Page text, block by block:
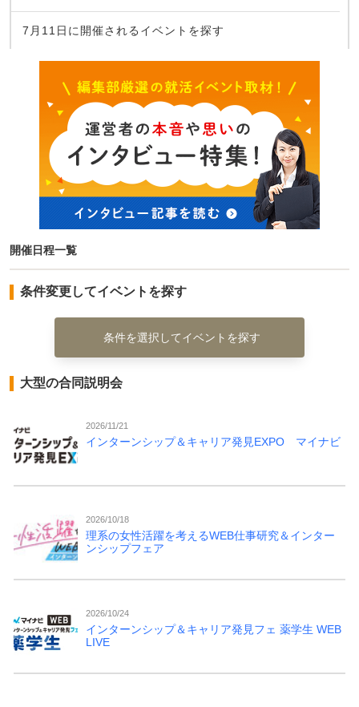
7月11日に開催されるイベントを探す
開催日程一覧
条件変更してイベントを探す
条件を選択してイベントを探す
大型の合同説明会
2026/11/21
インターンシップ＆キャリア発見EXPO マイナビ
2026/10/18
理系の女性活躍を考えるWEB仕事研究＆インター
ンシップフェア
2026/10/24
インターンシップ＆キャリア発見フェ 薬学生 WEB
LIVE